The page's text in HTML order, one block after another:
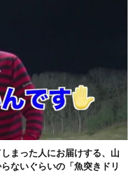
まった人にお届けする、山
ないぐらいの「魚突きドリ